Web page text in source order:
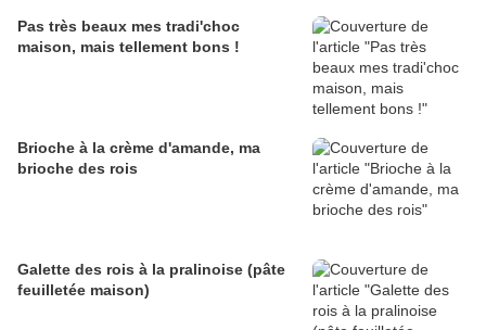
Pas très beaux mes tradi'choc
maison, mais tellement bons !
Brioche à la crème d'amande, ma
brioche des rois
Galette des rois à la pralinoise (pâte
feuilletée maison)